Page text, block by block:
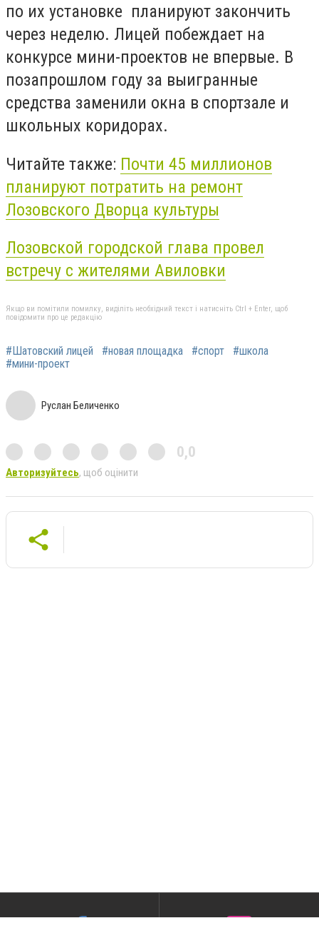
по их установке планируют закончить
через неделю. Лицей побеждает на
конкурсе мини-проектов не впервые. В
позапрошлом году за выигранные
средства заменили окна в спортзале и
школьных коридорах.
Читайте также: Почти 45 миллионов
планируют потратить на ремонт
Лозовского Дворца культуры
Лозовской городской глава провел
встречу с жителями Авиловки
Якщо ви помітили помилку, виділіть необхідний текст і натисніть Ctrl + Enter, щоб
повідомити про це редакцію
#Шатовский лицей #новая площадка #спорт
#школа
#мини-проект
Руслан Беличенко
0,0
Авторизуйтесь, щоб оцінити